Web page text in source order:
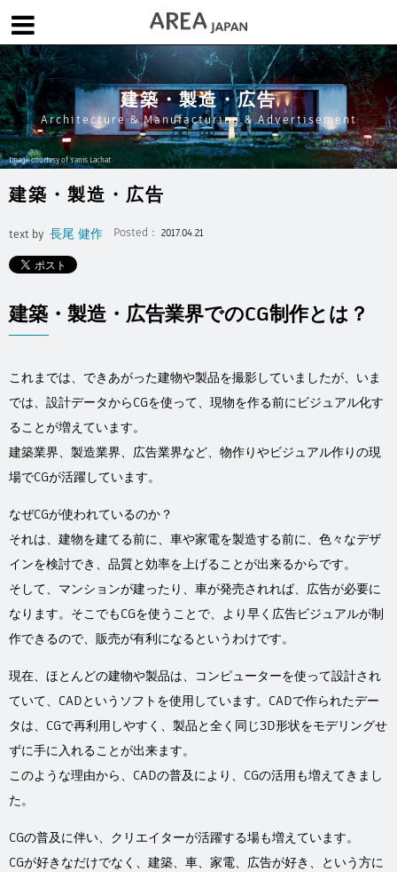
体験版で始める 学生向け無償版 ソフトを購入
About us | フォーラム | お問合せ | メールマガジン
コラム
Columns
チュートリアル
Tutorials
ユーザー事例
User Stories
ムービー
3DCGとは
ゲーム開発
建築・製造
Flow Production Tracking（旧ShotGrid）
Flow Studio
建築・製造・広告
Architecture & Manufacturing & Advertisement
Image courtesy of Yanis Lachat
建築・製造・広告
text by 長尾 健作 Posted： 2017.04.21
建築・製造・広告業界でのCG制作とは？
これまでは、できあがった建物や製品を撮影していましたが、いま
では、設計データからCGを使って、現物を作る前にビジュアル化す
ることが増えています。
建築業界、製造業界、広告業界など、物作りやビジュアル作りの現
場でCGが活躍しています。
なぜCGが使われているのか？
それは、建物を建てる前に、車や家電を製造する前に、色々なデザ
インを検討でき、品質と効率を上げることが出来るからです。
そして、マンションが建ったり、車が発売されれば、広告が必要に
なります。そこでもCGを使うことで、より早く広告ビジュアルが制
作できるので、販売が有利になるというわけです。
現在、ほとんどの建物や製品は、コンピューターを使って設計され
ていて、CADというソフトを使用しています。CADで作られたデー
タは、CGで再利用しやすく、製品と全く同じ3D形状をモデリングせ
ずに手に入れることが出来ます。
このような理由から、CADの普及により、CGの活用も増えてきまし
た。
CGの普及に伴い、クリエイターが活躍する場も増えています。
CGが好きなだけでなく、建築、車、家電、広告が好き、という方に